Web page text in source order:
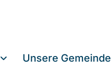
Unsere Gemeinde